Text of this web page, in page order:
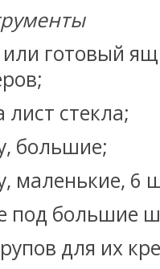
готовый
стекла;
большие;
маленькие, 6
под большие
для их